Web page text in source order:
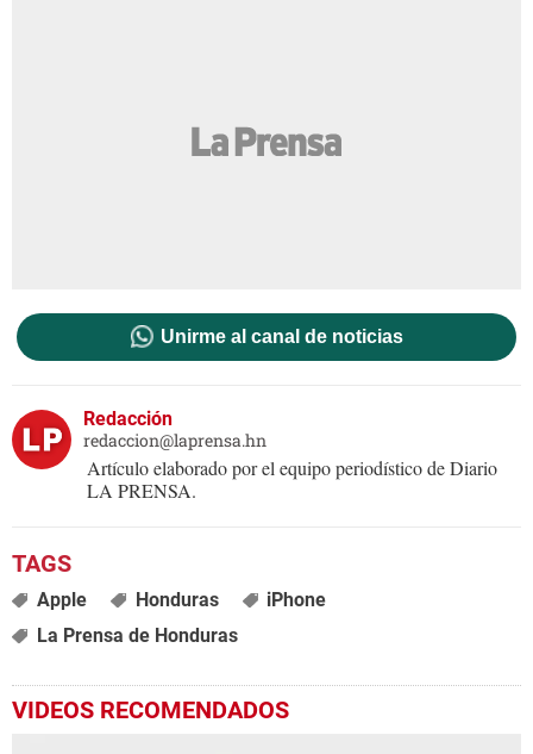
Unirme al canal de noticias
Redacción
redaccion@laprensa.hn
Artículo elaborado por el equipo periodístico de Diario
LA PRENSA.
Apple Honduras
iPhone
La Prensa de Honduras
VIDEOS RECOMENDADOS